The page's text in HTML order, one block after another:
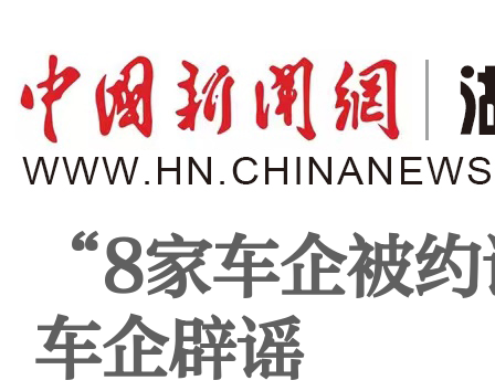
“8家车企被
车企辟谣